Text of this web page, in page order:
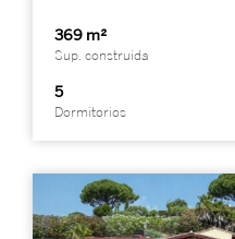
369 m²
Sup. construida
5
Dormitorios